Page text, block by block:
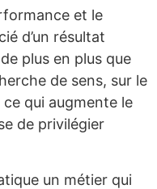
et le
d’un résultat
plus en plus que
de sens, sur le
qui augmente le
de privilégier
un métier qui